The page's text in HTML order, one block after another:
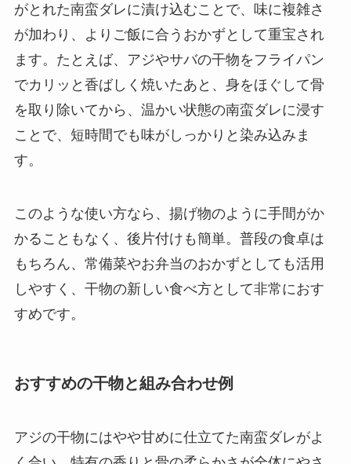
がとれた南蛮ダレに漬け込むことで、味に複雑さ
が加わり、よりご飯に合うおかずとして重宝され
ます。たとえば、アジやサバの干物をフライパン
でカリッと香ばしく焼いたあと、身をほぐして骨
を取り除いてから、温かい状態の南蛮ダレに浸す
ことで、短時間でも味がしっかりと染み込みま
す。
このような使い方なら、揚げ物のように手間がか
かることもなく、後片付けも簡単。普段の食卓は
もちろん、常備菜やお弁当のおかずとしても活用
しやすく、干物の新しい食べ方として非常におす
すめです。
おすすめの干物と組み合わせ例
アジの干物にはやや甘めに仕立てた南蛮ダレがよ